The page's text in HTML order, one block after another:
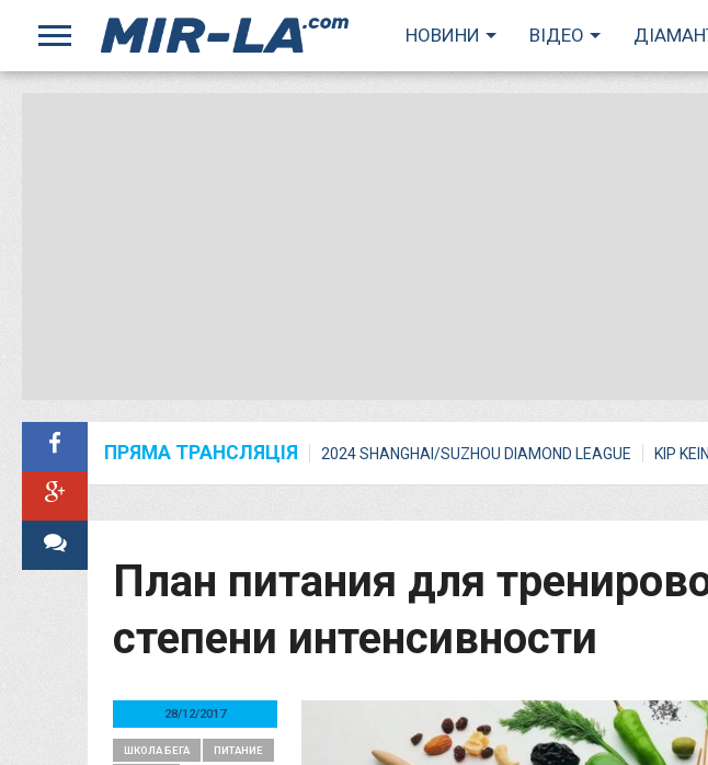
НОВИНИ ВІДЕО
ПРЯМА ТРАНСЛЯЦІЯ 2024 SHANGHAI/SUZHOU DIAMOND LEAGUE KIP
План питания для
степени интенсивности
28/12/2017
ШКОЛА БЕГА ПИТАНИЕ